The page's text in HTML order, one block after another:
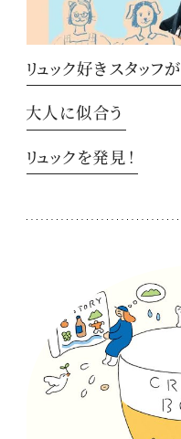
リュック好きスタッフが
大人に似合う
リュックを発見！